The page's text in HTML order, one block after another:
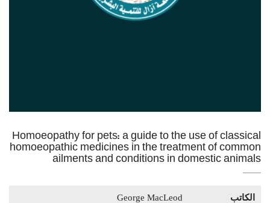
Homoeopathy for pets: a guide to the use of classical
homoeopathic medicines in the treatment of common
ailments and conditions in domestic animals
الكاتب George MacLeod